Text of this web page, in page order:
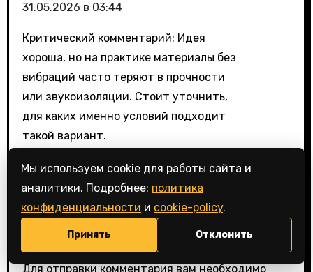
31.05.2026 в 03:44
Критический комментарий: Идея
хороша, но на практике материалы без
вибраций часто теряют в прочности
или звукоизоляции. Стоит уточнить,
для каких именно условий подходит
такой вариант.
Войдите, чтобы ответить
Добавить комментарий
Для отправки комментария вам необходимо
Мы используем cookie для работы сайта и
аналитики. Подробнее: политика
конфиденциальности и cookie-policy.
Принять Отклонить